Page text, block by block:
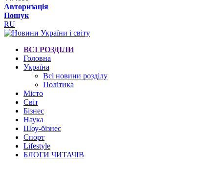
Авторизація
Пошук
RU
ВСІ РОЗДІЛИ
Головна
Україна
Всі новини розділу
Політика
Місто
Світ
Бізнес
Наука
Шоу-бізнес
Спорт
Lifestyle
БЛОГИ ЧИТАЧІВ